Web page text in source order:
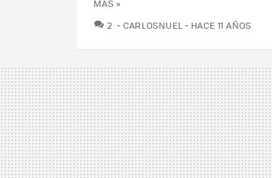
MÁS »
2 COMENTARIOS
CARLOSNUEL HACE 11 AÑOS